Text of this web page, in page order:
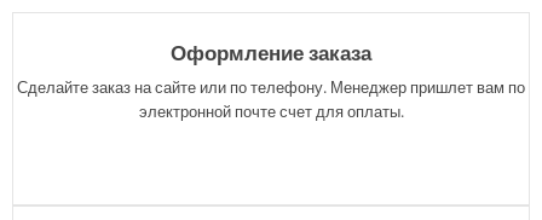
Оформление заказа
Сделайте заказ на сайте или по телефону. Менеджер пришлет вам по
электронной почте счет для оплаты.